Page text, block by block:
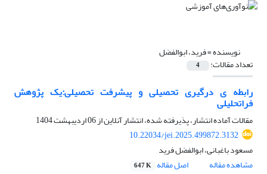
نویسنده =فرید، ابوالفضل
تعداد مقالات: 4
رابطه ی درگیری تحصیلی و پیشرفت تحصیلی:یک پژوهش
فراتحلیلی
مقالات آماده انتشار، پذیرفته شده، انتشار آنلاین از06 اردیبهشت 1404
10.22034/jei.2025.499872.3132
مسعود باغبانی، ابوالفضل فرید
مشاهده مقاله
اصل مقاله 647 K